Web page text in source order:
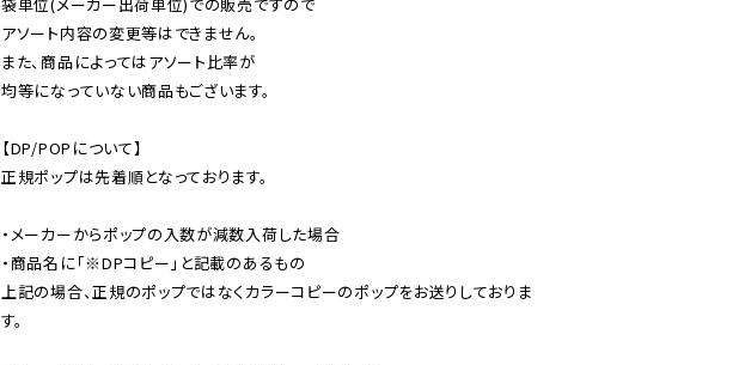
アソート内容の変更等はできません。
また、商品によってはアソート比率が
均等になっていない商品もございます。
【DP/POPについて】
正規ポップは先着順となっております。
・メーカーからポップの入数が減数入荷した場合
・商品名に「※DPコピー」と記載のあるもの
上記の場合、正規のポップではなくカラーコピーのポップをお送りしておりま
す。